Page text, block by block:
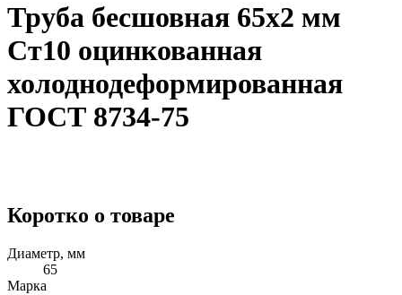
Труба бесшовная 65х2 мм
Ст10 оцинкованная
холоднодеформированная
ГОСТ 8734-75
Коротко о товаре
Диаметр, мм
65
Марка